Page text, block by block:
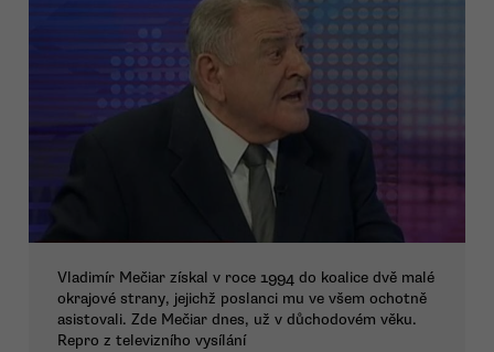
Vladimír Mečiar získal v roce 1994 do koalice dvě malé
okrajové strany, jejichž poslanci mu ve všem ochotně
asistovali. Zde Mečiar dnes, už v důchodovém věku.
Repro z televizního vysílání